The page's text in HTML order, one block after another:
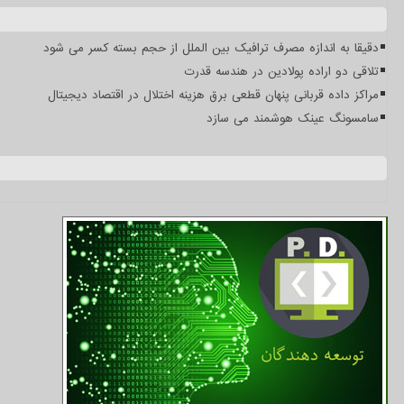
دقیقا به اندازه مصرف ترافیک بین الملل از حجم بسته کسر می شود
تلاقی دو اراده پولادین در هندسه قدرت
مراکز داده قربانی پنهان قطعی برق هزینه اختلال در اقتصاد دیجیتال
سامسونگ عینک هوشمند می سازد